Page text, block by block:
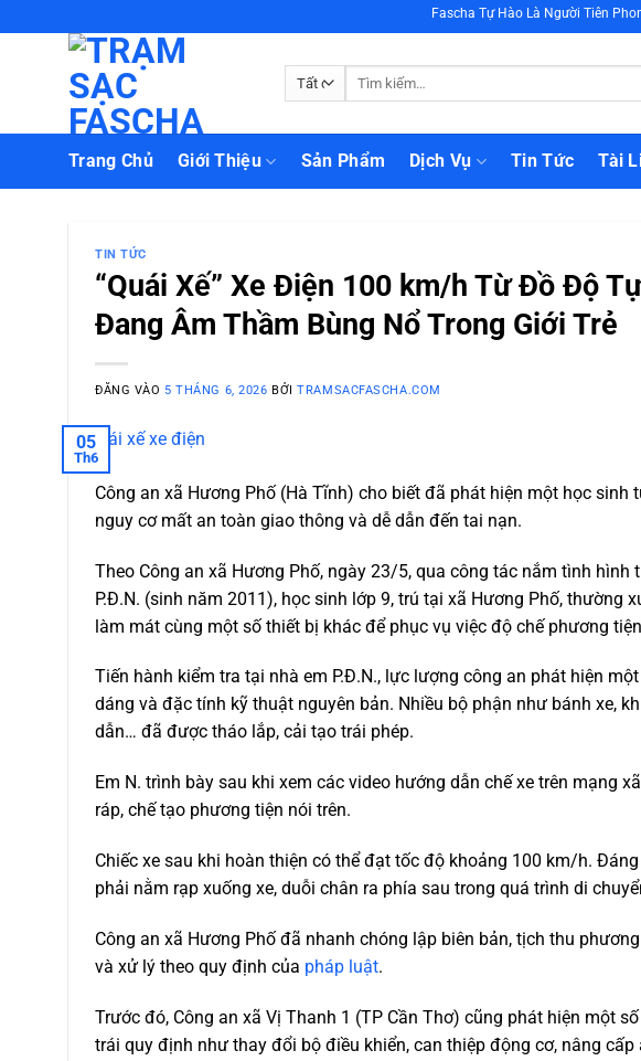
qua
Fascha Tự Hào Là Người Tiên Phong, Đồng
Trang Chủ Giới Thiệu Sản Phẩm Dịch Vụ Tin Tức Tài
TIN TỨC
“Quái Xế” Xe Điện 100 km/h Từ Đồ Độ
Đang Âm Thầm Bùng Nổ Trong Giới Trẻ
ĐĂNG VÀO 5 THÁNG 6, 2026 BỞITRAMSACFASCHA.COM
05
Th6
Công an xã Hương Phố (Hà Tĩnh) cho biết đã phát hiện một học
nguy cơ mất an toàn giao thông và dễ dẫn đến tai nạn.
Theo Công an xã Hương Phố, ngày 23/5, qua công tác nắm tình hình
P.Đ.N. (sinh năm 2011), học sinh lớp 9, trú tại xã Hương Phố, thường
làm mát cùng một số thiết bị khác để phục vụ việc độ chế phương
Tiến hành kiểm tra tại nhà em P.Đ.N., lực lượng công an phát hiện
dáng và đặc tính kỹ thuật nguyên bản. Nhiều bộ phận như bánh xe,
dẫn… đã được tháo lắp, cải tạo trái phép.
Em N. trình bày sau khi xem các video hướng dẫn chế xe trên mạng
ráp, chế tạo phương tiện nói trên.
Chiếc xe sau khi hoàn thiện có thể đạt tốc độ khoảng 100 km/h.
phải nằm rạp xuống xe, duỗi chân ra phía sau trong quá trình di
Công an xã Hương Phố đã nhanh chóng lập biên bản, tịch thu
và xử lý theo quy định của pháp luật.
Trước đó, Công an xã Vị Thanh 1 (TP Cần Thơ) cũng phát hiện một
trái quy định như thay đổi bộ điều khiển, can thiệp động cơ, nâng